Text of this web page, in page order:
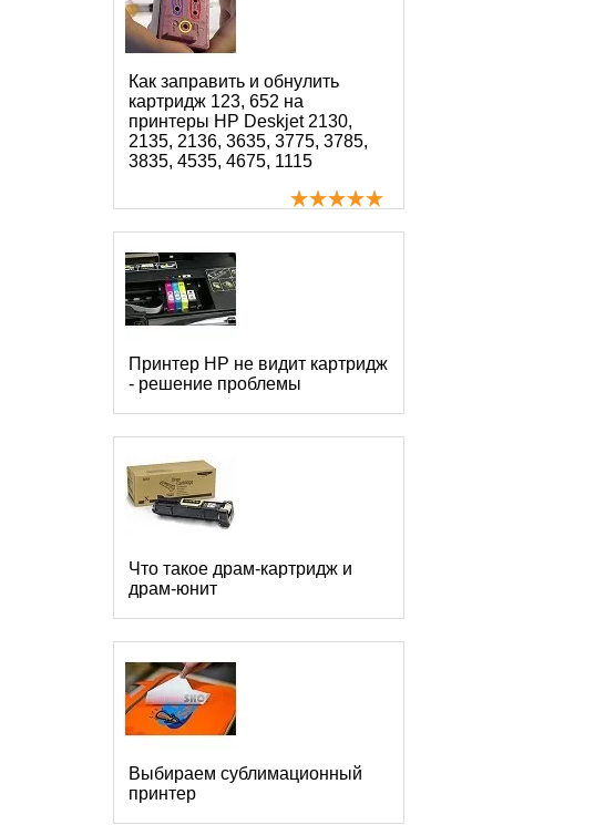
Как заправить и обнулить
картридж 123, 652 на
принтеры HP Deskjet 2130,
2135, 2136, 3635, 3775, 3785,
3835, 4535, 4675, 1115
Принтер HP не видит картридж
- решение проблемы
Что такое драм-картридж и
драм-юнит
Выбираем сублимационный
принтер